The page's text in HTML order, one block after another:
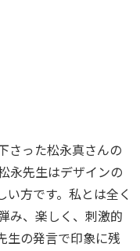
さった松永真さんの
永先生はデザインの
い方です。私とは全く
み、楽しく、刺激的
生の発言で印象に残